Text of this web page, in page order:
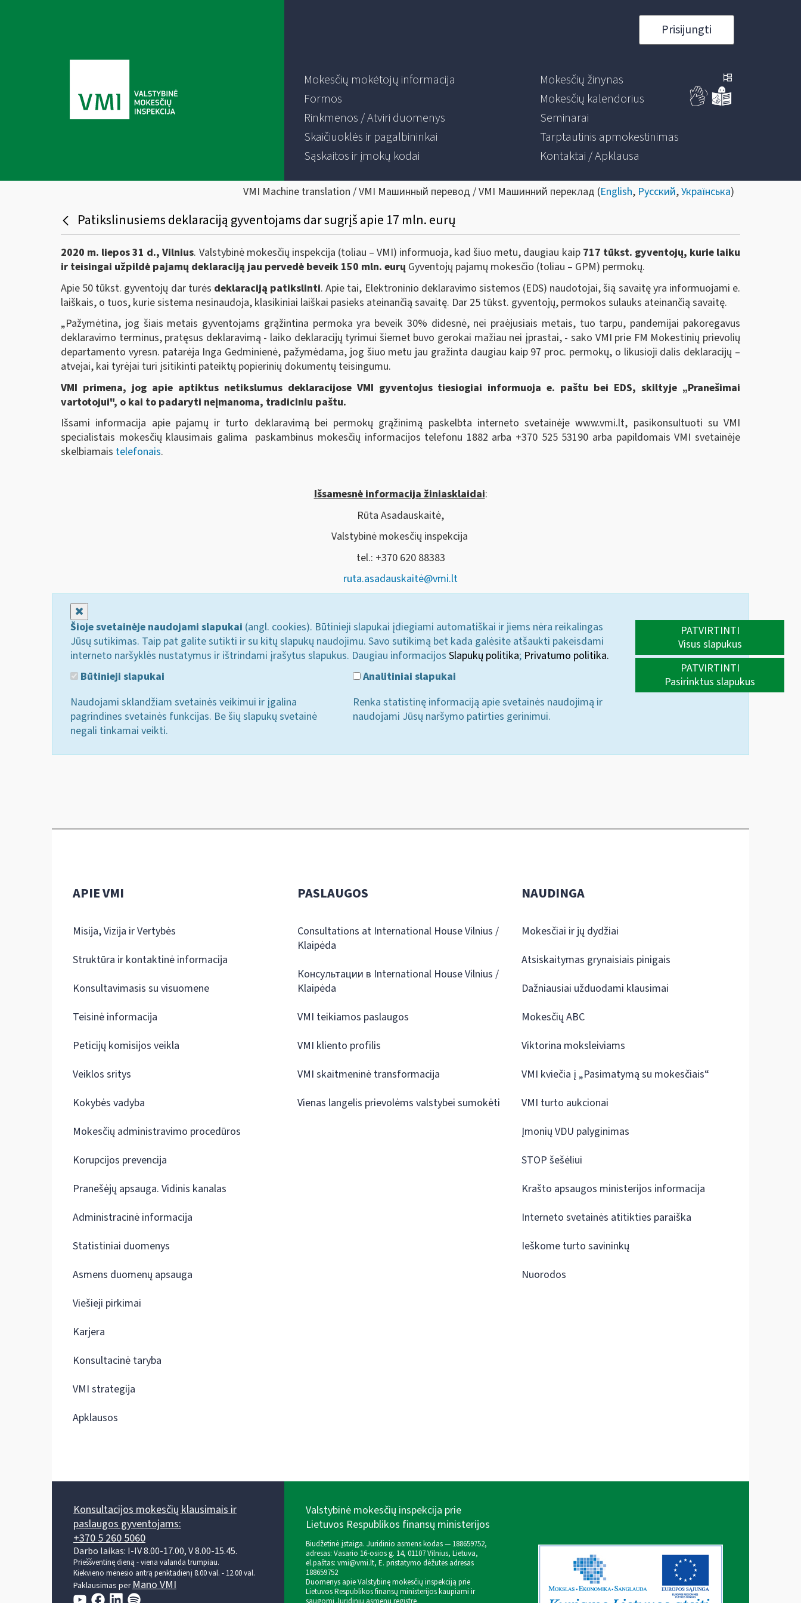
Prisijungti
Mokesčių mokėtojų informacija
Formos
Rinkmenos / Atviri duomenys
Skaičiuoklės ir pagalbininkai
Sąskaitos ir įmokų kodai
Mokesčių žinynas
Mokesčių kalendorius
Seminarai
Tarptautinis apmokestinimas
Kontaktai / Apklausa
VMI Machine translation / VMI Машинный перевод / VMI Машинний переклад (English, Русский,Українська)
Patikslinusiems deklaraciją gyventojams dar sugrįš apie 17 mln. eurų
2020 m. liepos 31 d., Vilnius. Valstybinė mokesčių inspekcija (toliau – VMI) informuoja, kad šiuo metu, daugiau kaip 717 tūkst. gyventojų, kurie laiku
ir teisingai užpildė pajamų deklaraciją jau pervedė beveik 150 mln. eurų Gyventojų pajamų mokesčio (toliau – GPM) permokų.
Apie 50 tūkst. gyventojų dar turės deklaraciją patikslinti. Apie tai, Elektroninio deklaravimo sistemos (EDS) naudotojai, šią savaitę yra informuojami e.
laiškais, o tuos, kurie sistema nesinaudoja, klasikiniai laiškai pasieks ateinančią savaitę. Dar 25 tūkst. gyventojų, permokos sulauks ateinančią savaitę.
„Pažymėtina, jog šiais metais gyventojams grąžintina permoka yra beveik 30% didesnė, nei praėjusiais metais, tuo tarpu, pandemijai pakoregavus
deklaravimo terminus, pratęsus deklaravimą - laiko deklaracijų tyrimui šiemet buvo gerokai mažiau nei įprastai, - sako VMI prie FM Mokestinių prievolių
departamento vyresn. patarėja Inga Gedminienė, pažymėdama, jog šiuo metu jau gražinta daugiau kaip 97 proc. permokų, o likusioji dalis deklaracijų –
atvejai, kai tyrėjai turi įsitikinti pateiktų popierinių dokumentų teisingumu.
VMI primena, jog apie aptiktus netikslumus deklaracijose VMI gyventojus tiesiogiai informuoja e. paštu bei EDS, skiltyje „Pranešimai
vartotojui", o kai to padaryti neįmanoma, tradiciniu paštu.
Išsami informacija apie pajamų ir turto deklaravimą bei permokų grąžinimą paskelbta interneto svetainėje www.vmi.lt, pasikonsultuoti su VMI
specialistais mokesčių klausimais galima paskambinus mokesčių informacijos telefonu 1882 arba +370 525 53190 arba papildomais VMI svetainėje
skelbiamais telefonais.
Išsamesnė informacija žiniasklaidai:
Rūta Asadauskaitė,
Valstybinė mokesčių inspekcija
tel.: +370 620 88383
ruta.asadauskaitė@vmi.lt
Šioje svetainėje naudojami slapukai (angl. cookies). Būtinieji slapukai įdiegiami automatiškai ir jiems nėra reikalingas
Jūsų sutikimas. Taip pat galite sutikti ir su kitų slapukų naudojimu. Savo sutikimą bet kada galėsite atšaukti pakeisdami
interneto naršyklės nustatymus ir ištrindami įrašytus slapukus. Daugiau informacijos Slapukų politika; Privatumo politika.
Būtinieji slapukai
Naudojami sklandžiam svetainės veikimui ir įgalina
pagrindines svetainės funkcijas. Be šių slapukų svetainė
negali tinkamai veikti.
Analitiniai slapukai
Renka statistinę informaciją apie svetainės naudojimą ir
naudojami Jūsų naršymo patirties gerinimui.
PATVIRTINTI
Visus slapukus
PATVIRTINTI
Pasirinktus slapukus
APIE VMI
Misija, Vizija ir Vertybės
Struktūra ir kontaktinė informacija
Konsultavimasis su visuomene
Teisinė informacija
Peticijų komisijos veikla
Veiklos sritys
Kokybės vadyba
Mokesčių administravimo procedūros
Korupcijos prevencija
Pranešėjų apsauga. Vidinis kanalas
Administracinė informacija
Statistiniai duomenys
Asmens duomenų apsauga
Viešieji pirkimai
Karjera
Konsultacinė taryba
VMI strategija
Apklausos
PASLAUGOS
Consultations at International House Vilnius /
Klaipėda
Консультации в International House Vilnius /
Klaipėda
VMI teikiamos paslaugos
VMI kliento profilis
VMI skaitmeninė transformacija
Vienas langelis prievolėms valstybei sumokėti
NAUDINGA
Mokesčiai ir jų dydžiai
Atsiskaitymas grynaisiais pinigais
Dažniausiai užduodami klausimai
Mokesčių ABC
Viktorina moksleiviams
VMI kviečia į „Pasimatymą su mokesčiais“
VMI turto aukcionai
Įmonių VDU palyginimas
STOP šešėliui
Krašto apsaugos ministerijos informacija
Interneto svetainės atitikties paraiška
Ieškome turto savininkų
Nuorodos
Konsultacijos mokesčių klausimais ir
paslaugos gyventojams:
+370 5 260 5060
Darbo laikas: I-IV 8.00-17.00, V 8.00-15.45.
Prieššventinę dieną - viena valanda trumpiau.
Kiekvieno mėnesio antrą penktadienį 8.00 val. - 12.00 val.
Paklausimas per Mano VMI
Valstybinė mokesčių inspekcija prie
Lietuvos Respublikos finansų ministerijos
Biudžetinė įstaiga. Juridinio asmens kodas — 188659752,
adresas: Vasario 16-osios g. 14, 01107 Vilnius, Lietuva,
el.paštas: vmi@vmi.lt, E. pristatymo dėžutės adresas
188659752
Duomenys apie Valstybinę mokesčių inspekciją prie
Lietuvos Respublikos finansų ministerijos kaupiami ir